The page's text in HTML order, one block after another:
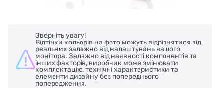
Зверніть увагу!
Відтінки кольорів на фото можуть відрізнятися від
реальних залежно від налаштувань вашого
монітора. Залежно від наявності компонентів та
інших факторів, виробник може змінювати
комплектацію, технічні характеристики та
елементи дизайну без попереднього
попередження.